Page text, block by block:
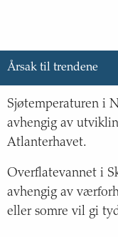
Kilde:
Lenke til kilde
Beskrivelse:
Årsak til trendene
Sjøtemperaturen i
avhengig av
Atlanterhavet.
Overflatevannet i
avhengig av
eller somre vil gi